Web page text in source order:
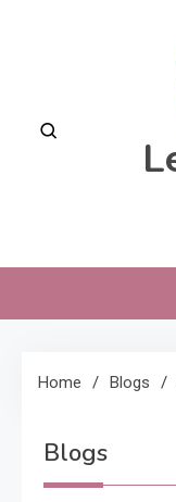
Home Blogs
Blogs